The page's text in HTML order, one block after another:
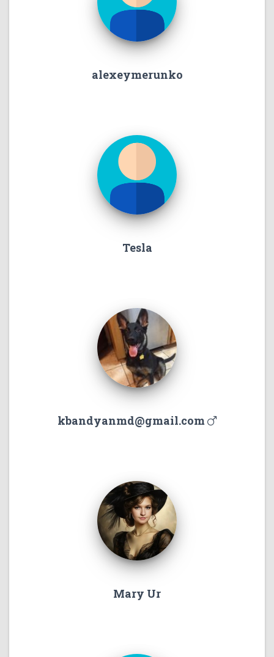
alexeymerunko
Tesla
kbandyanmd@gmail.com
Mary Ur